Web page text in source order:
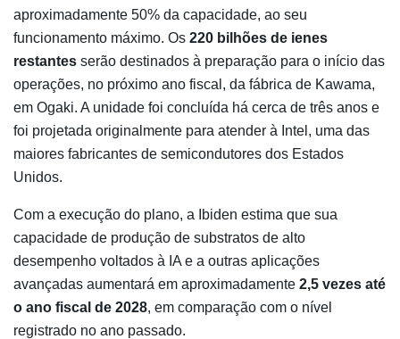
aproximadamente 50% da capacidade, ao seu
funcionamento máximo. Os 220 bilhões de ienes
restantes serão destinados à preparação para o início das
operações, no próximo ano fiscal, da fábrica de Kawama,
em Ogaki. A unidade foi concluída há cerca de três anos e
foi projetada originalmente para atender à Intel, uma das
maiores fabricantes de semicondutores dos Estados
Unidos.
Com a execução do plano, a Ibiden estima que sua
capacidade de produção de substratos de alto
desempenho voltados à IA e a outras aplicações
avançadas aumentará em aproximadamente 2,5 vezes até
o ano fiscal de 2028, em comparação com o nível
registrado no ano passado.